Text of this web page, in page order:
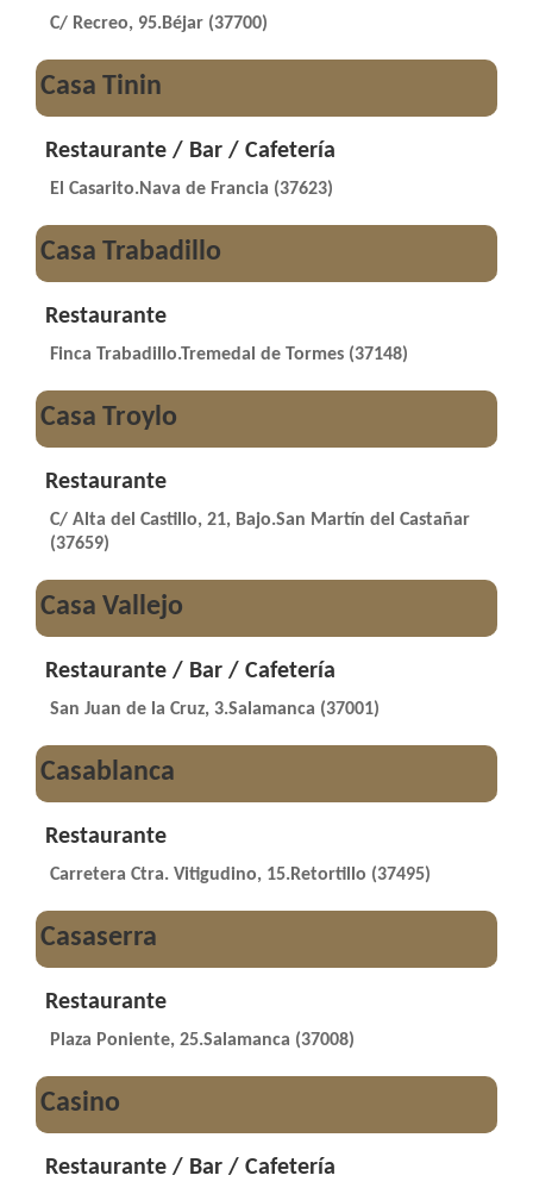
C/ Recreo, 95.Béjar (37700)
Casa Tinin
Restaurante / Bar / Cafetería
El Casarito.Nava de Francia (37623)
Casa Trabadillo
Restaurante
Finca Trabadillo.Tremedal de Tormes (37148)
Casa Troylo
Restaurante
C/ Alta del Castillo, 21, Bajo.San Martín del Castañar
(37659)
Casa Vallejo
Restaurante / Bar / Cafetería
San Juan de la Cruz, 3.Salamanca (37001)
Casablanca
Restaurante
Carretera Ctra. Vitigudino, 15.Retortillo (37495)
Casaserra
Restaurante
Plaza Poniente, 25.Salamanca (37008)
Casino
Restaurante / Bar / Cafetería